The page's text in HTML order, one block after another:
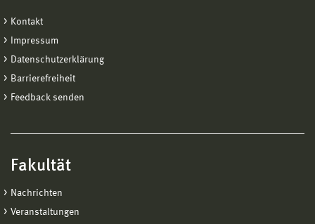
Kontakt
Impressum
Datenschutzerklärung
Barrierefreiheit
Feedback senden
Fakultät
Nachrichten
Veranstaltungen